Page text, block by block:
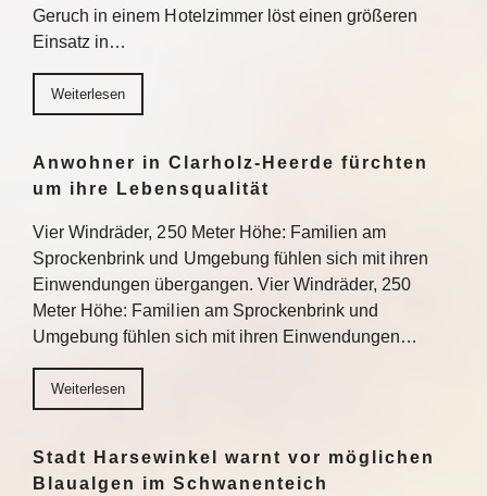
Geruch in einem Hotelzimmer löst einen größeren
Einsatz in…
Weiterlesen
Anwohner in Clarholz-Heerde fürchten
um ihre Lebensqualität
Vier Windräder, 250 Meter Höhe: Familien am
Sprockenbrink und Umgebung fühlen sich mit ihren
Einwendungen übergangen. Vier Windräder, 250
Meter Höhe: Familien am Sprockenbrink und
Umgebung fühlen sich mit ihren Einwendungen…
Weiterlesen
Stadt Harsewinkel warnt vor möglichen
Blaualgen im Schwanenteich